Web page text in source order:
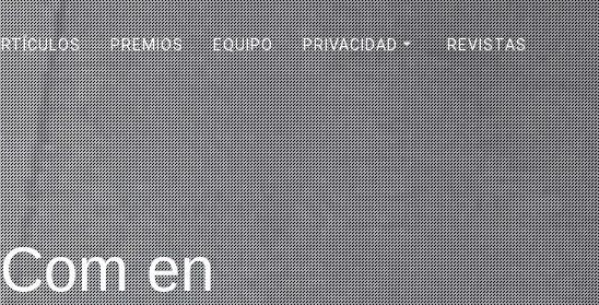
PREMIOS EQUIPO PRIVACIDAD REVISTAS
en